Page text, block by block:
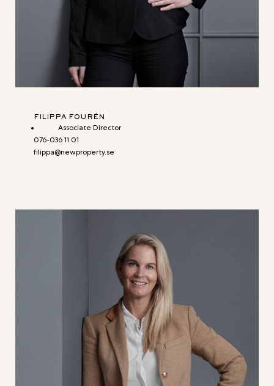
FILIPPA FOURÉN
Associate Director
076-036 11 01
filippa@newproperty.se